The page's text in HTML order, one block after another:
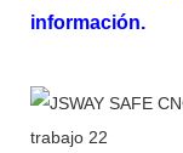
información.